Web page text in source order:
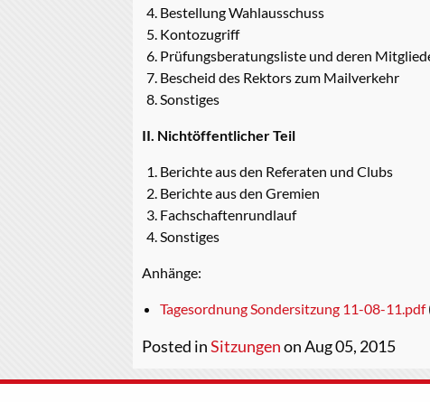
Bestellung Wahlausschuss
Kontozugriff
Prüfungsberatungsliste und deren
Bescheid des Rektors zum Mailverkehr
Sonstiges
II. Nichtöffentlicher Teil
Berichte aus den Referaten und Clubs
Berichte aus den Gremien
Fachschaftenrundlauf
Sonstiges
Anhänge:
Tagesordnung Sondersitzung 11-08-11.pdf
Posted inSitzungenon Aug 05, 2015